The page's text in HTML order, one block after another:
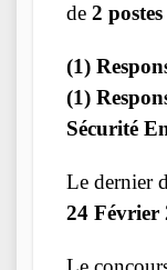
de 2 postes
(1)
(1)
Sécurité
Le dernier
24 Février